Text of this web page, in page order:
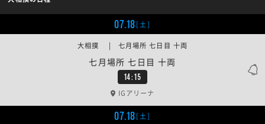
07.18[土]
14:15
七月場所 七日目 十両
大相撲 | 七月場所 七日目 十両
IGアリーナ
07.18[土]